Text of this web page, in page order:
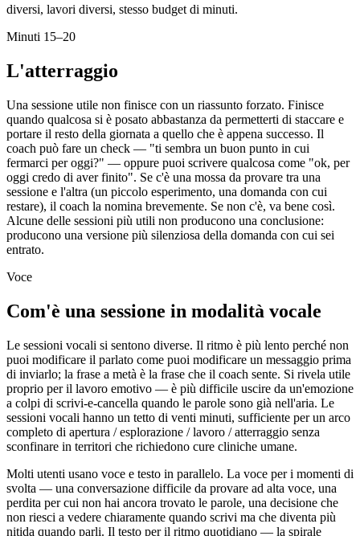
diversi, lavori diversi, stesso budget di minuti.
Minuti 15–20
L'atterraggio
Una sessione utile non finisce con un riassunto forzato. Finisce
quando qualcosa si è posato abbastanza da permetterti di staccare e
portare il resto della giornata a quello che è appena successo. Il
coach può fare un check — "ti sembra un buon punto in cui
fermarci per oggi?" — oppure puoi scrivere qualcosa come "ok, per
oggi credo di aver finito". Se c'è una mossa da provare tra una
sessione e l'altra (un piccolo esperimento, una domanda con cui
restare), il coach la nomina brevemente. Se non c'è, va bene così.
Alcune delle sessioni più utili non producono una conclusione:
producono una versione più silenziosa della domanda con cui sei
entrato.
Voce
Com'è una sessione in modalità vocale
Le sessioni vocali si sentono diverse. Il ritmo è più lento perché non
puoi modificare il parlato come puoi modificare un messaggio prima
di inviarlo; la frase a metà è la frase che il coach sente. Si rivela utile
proprio per il lavoro emotivo — è più difficile uscire da un'emozione
a colpi di scrivi-e-cancella quando le parole sono già nell'aria. Le
sessioni vocali hanno un tetto di venti minuti, sufficiente per un arco
completo di apertura / esplorazione / lavoro / atterraggio senza
sconfinare in territori che richiedono cure cliniche umane.
Molti utenti usano voce e testo in parallelo. La voce per i momenti di
svolta — una conversazione difficile da provare ad alta voce, una
perdita per cui non hai ancora trovato le parole, una decisione che
non riesci a vedere chiaramente quando scrivi ma che diventa più
nitida quando parli. Il testo per il ritmo quotidiano — la spirale